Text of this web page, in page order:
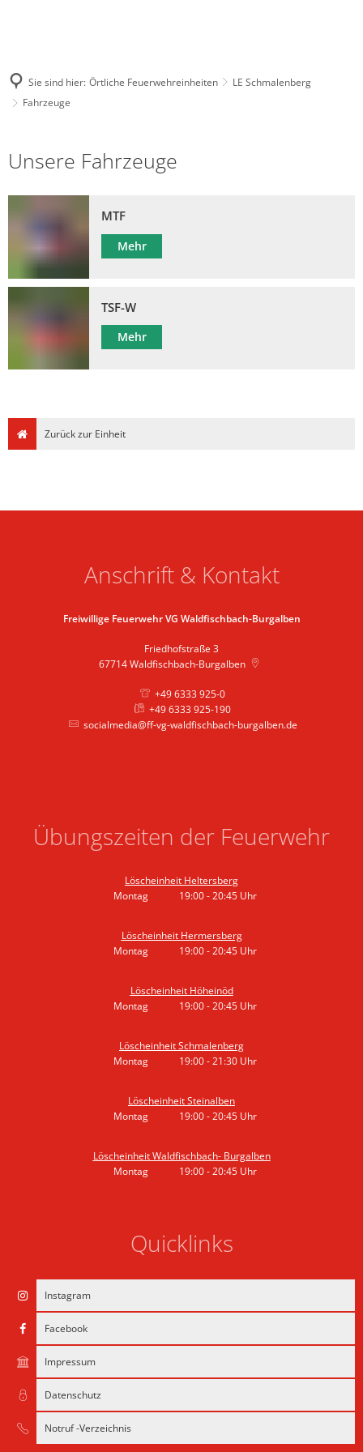
Sie sind hier: Örtliche Feuerwehreinheiten
LE Schmalenberg
Fahrzeuge
Unsere Fahrzeuge
MTF
Mehr
TSF-W
Mehr
Zurück zur Einheit
Anschrift & Kontakt
Freiwillige Feuerwehr VG Waldfischbach-Burgalben
Friedhofstraße 3
67714 Waldfischbach-Burgalben
+49 6333 925-0
+49 6333 925-190
socialmedia@ff-vg-waldfischbach-burgalben.de
Übungszeiten der Feuerwehr
Löscheinheit Heltersberg
Montag
19:00-20:45 Uhr
Löscheinheit Hermersberg
Montag
19:00-20:45 Uhr
Löscheinheit Höheinöd
Montag
19:00-20:45 Uhr
Löscheinheit Schmalenberg
Montag
19:00-21:30 Uhr
Löscheinheit Steinalben
Montag
19:00-20:45 Uhr
Löscheinheit Waldfischbach- Burgalben
Montag
19:00-20:45 Uhr
Quicklinks
Instagram
Facebook
Impressum
Datenschutz
Notruf -Verzeichnis